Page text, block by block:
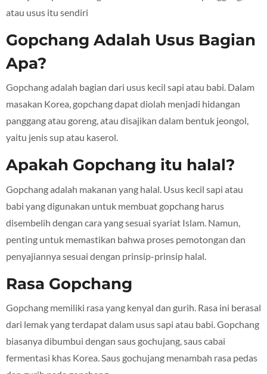
atau usus itu sendiri
Gopchang Adalah Usus Bagian
Apa?
Gopchang adalah bagian dari usus kecil sapi atau babi. Dalam
masakan Korea, gopchang dapat diolah menjadi hidangan
panggang atau goreng, atau disajikan dalam bentuk jeongol,
yaitu jenis sup atau kaserol.
Apakah Gopchang itu halal?
Gopchang adalah makanan yang halal. Usus kecil sapi atau
babi yang digunakan untuk membuat gopchang harus
disembelih dengan cara yang sesuai syariat Islam. Namun,
penting untuk memastikan bahwa proses pemotongan dan
penyajiannya sesuai dengan prinsip-prinsip halal.
Rasa Gopchang
Gopchang memiliki rasa yang kenyal dan gurih. Rasa ini berasal
dari lemak yang terdapat dalam usus sapi atau babi. Gopchang
biasanya dibumbui dengan saus gochujang, saus cabai
fermentasi khas Korea. Saus gochujang menambah rasa pedas